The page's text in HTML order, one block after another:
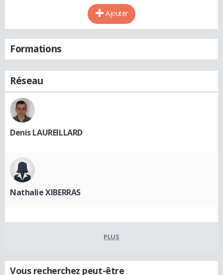
Ajouter
Formations
Réseau
Denis LAUREILLARD
Nathalie XIBERRAS
PLUS
Vous recherchez peut-être